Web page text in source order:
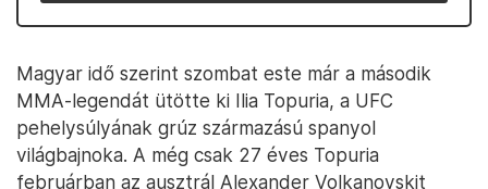
Magyar idő szerint szombat este már a második
MMA-legendát ütötte ki Ilia Topuria, a UFC
pehelysúlyának grúz származású spanyol
világbajnoka. A még csak 27 éves Topuria
februárban az ausztrál Alexander Volkanovskit